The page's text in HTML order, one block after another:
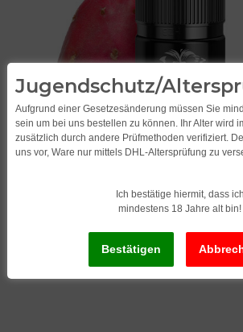
Jugendschutz/
Aufgrund einer Gesetzesänderung müssen Sie
sein um bei uns bestellen zu können. Ihr Alter wird
zusätzlich durch andere Prüfmethoden verifiziert.
uns vor, Ware nur mittels DHL-Altersprüfung zu
Ich bestätige hiermit, dass ich
mindestens 18 Jahre alt bin!